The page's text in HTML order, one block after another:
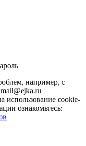
например, с
использование cookie-
ознакомьтесь: